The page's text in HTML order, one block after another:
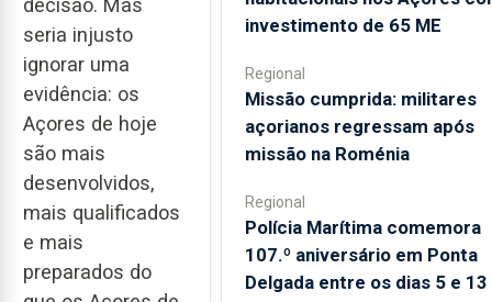
decisão. Mas
seria injusto
ignorar uma
evidência: os
Açores de hoje
são mais
desenvolvidos,
mais qualificados
e mais
preparados do
investimento de 65 ME
Regional
Missão cumprida: militares
açorianos regressam após
missão na Roménia
Regional
Polícia Marítima comemora
107.º aniversário em Ponta
Delgada entre os dias 5 e 13